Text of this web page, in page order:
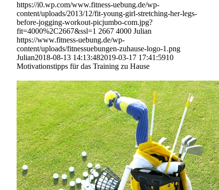
https://i0.wp.com/www.fitness-uebung.de/wp-
content/uploads/2013/12/fit-young-girl-stretching-her-legs-
before-jogging-workout-picjumbo-com.jpg?
fit=4000%2C2667&ssl=1 2667 4000 Julian
https://www.fitness-uebung.de/wp-
content/uploads/fitnessuebungen-zuhause-logo-1.png
Julian2018-08-13 14:13:482019-03-17 17:41:5910
Motivationstipps für das Training zu Hause